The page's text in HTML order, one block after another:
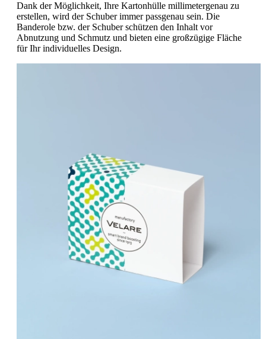
Dank der Möglichkeit, Ihre Kartonhülle millimetergenau zu
erstellen, wird der Schuber immer passgenau sein. Die
Banderole bzw. der Schuber schützen den Inhalt vor
Abnutzung und Schmutz und bieten eine großzügige Fläche
für Ihr individuelles Design.